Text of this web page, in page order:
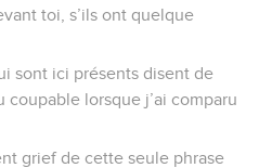
toi, s’ils ont quelque
sont ici présents disent de
lorsque j’ai comparu
grief de cette seule phrase